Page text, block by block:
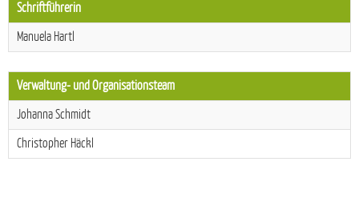
Schriftführerin
Manuela Hartl
Verwaltung- und Organisationsteam
Johanna Schmidt
Christopher Häckl